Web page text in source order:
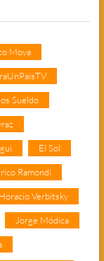
Moya
Sueldo
El Sol
Ramondi
Horacio Verbitsky
Jorge Módica